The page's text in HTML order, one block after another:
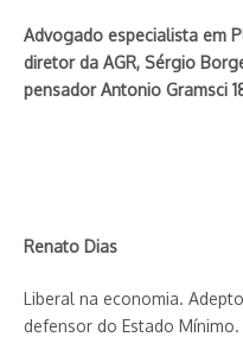
Advogado especialista em
diretor da AGR, Sérgio
pensador Antonio Gramsci
Renato Dias
Liberal na economia.
defensor do Estado